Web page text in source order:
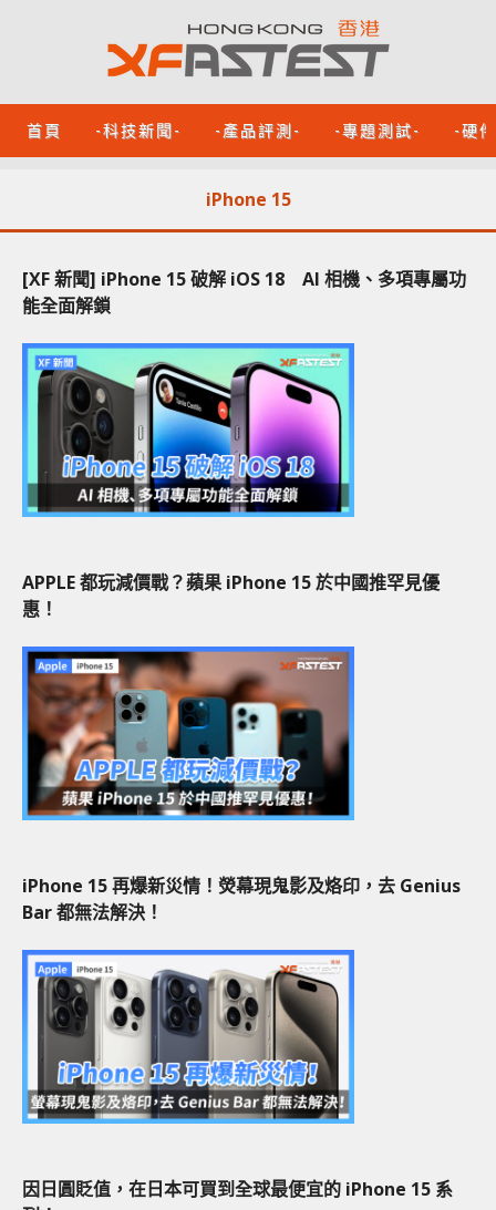
首頁 -科技新聞- -產品評測- -專題測試- -硬
iPhone 15
[XF 新聞] iPhone 15 破解 iOS 18 AI 相機、多項專屬功
能全面解鎖
APPLE 都玩減價戰？蘋果 iPhone 15 於中國推罕見優
惠！
iPhone 15 再爆新災情！熒幕現鬼影及烙印，去 Genius
Bar 都無法解決！
因日圓貶值，在日本可買到全球最便宜的 iPhone 15 系